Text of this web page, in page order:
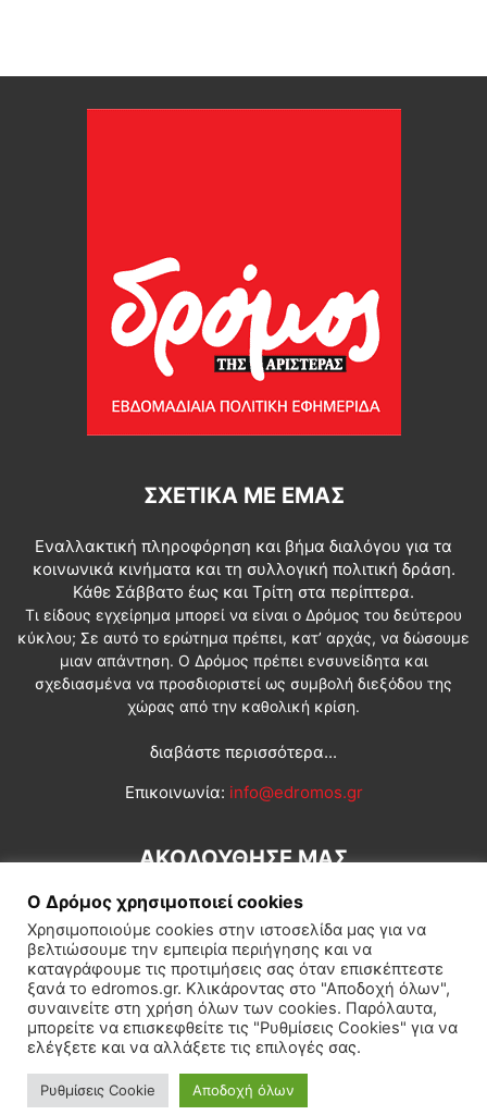
ΣΧΕΤΙΚΆ ΜΕ ΕΜΆΣ
Εναλλακτική πληροφόρηση και βήμα διαλόγου για τα
κοινωνικά κινήματα και τη συλλογική πολιτική δράση.
Κάθε Σάββατο έως και Τρίτη στα περίπτερα.
Τι είδους εγχείρημα μπορεί να είναι ο Δρόμος του δεύτερου
κύκλου; Σε αυτό το ερώτημα πρέπει, κατ’ αρχάς, να δώσουμε
μιαν απάντηση. Ο Δρόμος πρέπει ενσυνείδητα και
σχεδιασμένα να προσδιοριστεί ως συμβολή διεξόδου της
χώρας από την καθολική κρίση.
διαβάστε περισσότερα...
Επικοινωνία: info@edromos.gr
ΑΚΟΛΟΥΘΗΣΕ ΜΑΣ
Εγγραφή συνδρομητή Πολιτική Διεθνή Κοινωνία
Πολιτισμός Αφιερώματα
© Δρόμος της Αριστεράς
Ο Δρόμος χρησιμοποιεί cookies
Χρησιμοποιούμε cookies στην ιστοσελίδα μας για να
βελτιώσουμε την εμπειρία περιήγησης και να
καταγράφουμε τις προτιμήσεις σας όταν επισκέπτεστε
ξανά το edromos.gr. Κλικάροντας στο "Αποδοχή όλων",
συναινείτε στη χρήση όλων των cookies. Παρόλαυτα,
μπορείτε να επισκεφθείτε τις "Ρυθμίσεις Cookies" για να
ελέγξετε και να αλλάξετε τις επιλογές σας.
Ρυθμίσεις Cookie Αποδοχή όλων